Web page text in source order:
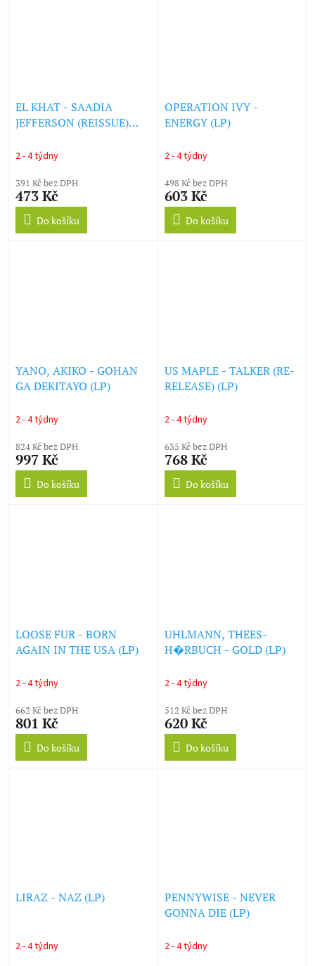
EL KHAT - SAADIA
JEFFERSON (REISSUE)
2 - 4 týdny
391 Kč bez DPH
473 Kč
Do košíku
OPERATION IVY -
ENERGY (LP)
2 - 4 týdny
498 Kč bez DPH
603 Kč
Do košíku
YANO, AKIKO - GOHAN
GA DEKITAYO (LP)
2 - 4 týdny
824 Kč bez DPH
997 Kč
Do košíku
US MAPLE - TALKER (RE-
RELEASE) (LP)
2 - 4 týdny
635 Kč bez DPH
768 Kč
Do košíku
LOOSE FUR - BORN
AGAIN IN THE USA (LP)
2 - 4 týdny
662 Kč bez DPH
801 Kč
Do košíku
UHLMANN, THEES-
H�RBUCH - GOLD (LP)
2 - 4 týdny
512 Kč bez DPH
620 Kč
Do košíku
LIRAZ - NAZ (LP)
2 - 4 týdny
PENNYWISE - NEVER
GONNA DIE (LP)
2 - 4 týdny